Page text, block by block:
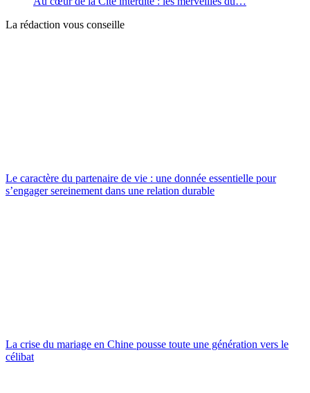
La rédaction vous conseille
Le caractère du partenaire de vie : une donnée essentielle pour
s’engager sereinement dans une relation durable
La crise du mariage en Chine pousse toute une génération vers le
célibat